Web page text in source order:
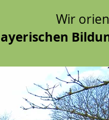
Wir